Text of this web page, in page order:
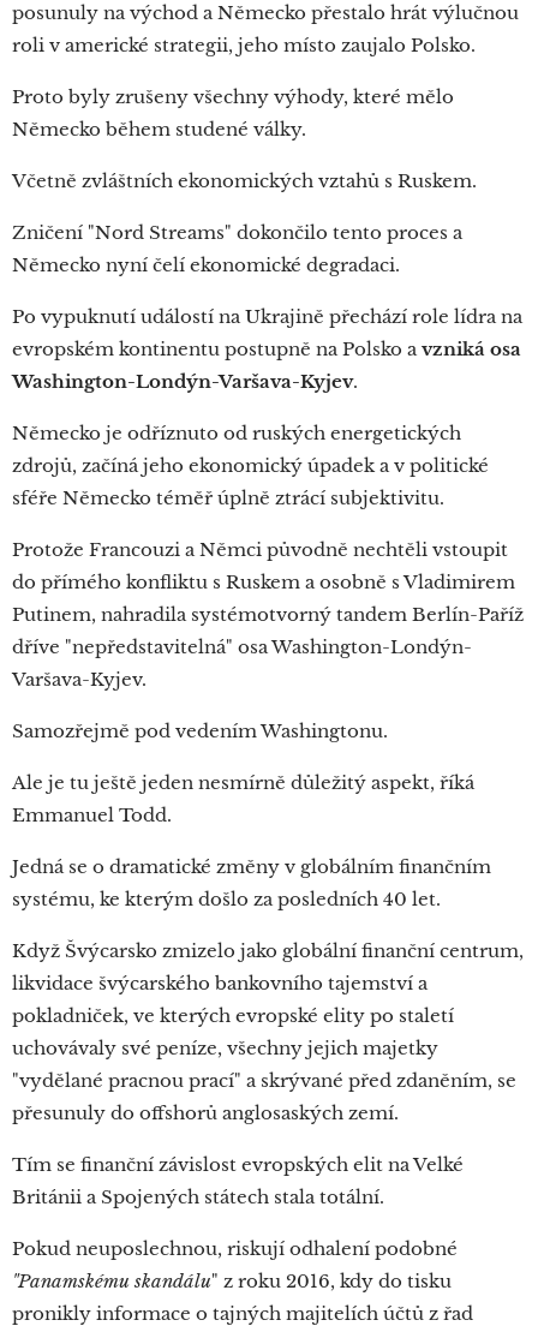
posunuly na východ a Německo přestalo hrát výlučnou
roli v americké strategii, jeho místo zaujalo Polsko.
Proto byly zrušeny všechny výhody, které mělo
Německo během studené války.
Včetně zvláštních ekonomických vztahů s Ruskem.
Zničení "Nord Streams" dokončilo tento proces a
Německo nyní čelí ekonomické degradaci.
Po vypuknutí událostí na Ukrajině přechází role lídra na
evropském kontinentu postupně na Polsko avzniká osa
Washington-Londýn-Varšava-Kyjev.
Německo je odříznuto od ruských energetických
zdrojů, začíná jeho ekonomický úpadek a v politické
sféře Německo téměř úplně ztrácí subjektivitu.
Protože Francouzi a Němci původně nechtěli vstoupit
do přímého konfliktu s Ruskem a osobně s Vladimirem
Putinem, nahradila systémotvorný tandem Berlín-Paříž
dříve "nepředstavitelná" osa Washington-Londýn-
Varšava-Kyjev.
Samozřejmě pod vedením Washingtonu.
Ale je tu ještě jeden nesmírně důležitý aspekt, říká
Emmanuel Todd.
Jedná se o dramatické změny v globálním finančním
systému, ke kterým došlo za posledních 40 let.
Když Švýcarsko zmizelo jako globální finanční centrum,
likvidace švýcarského bankovního tajemství a
pokladniček, ve kterých evropské elity po staletí
uchovávaly své peníze, všechny jejich majetky
"vydělané pracnou prací" a skrývané před zdaněním, se
přesunuly do offshorů anglosaských zemí.
Tím se finanční závislost evropských elit na Velké
Británii a Spojených státech stala totální.
Pokud neuposlechnou, riskují odhalení podobné
"Panamskému skandálu" z roku 2016, kdy do tisku
pronikly informace o tajných majitelích účtů z řad